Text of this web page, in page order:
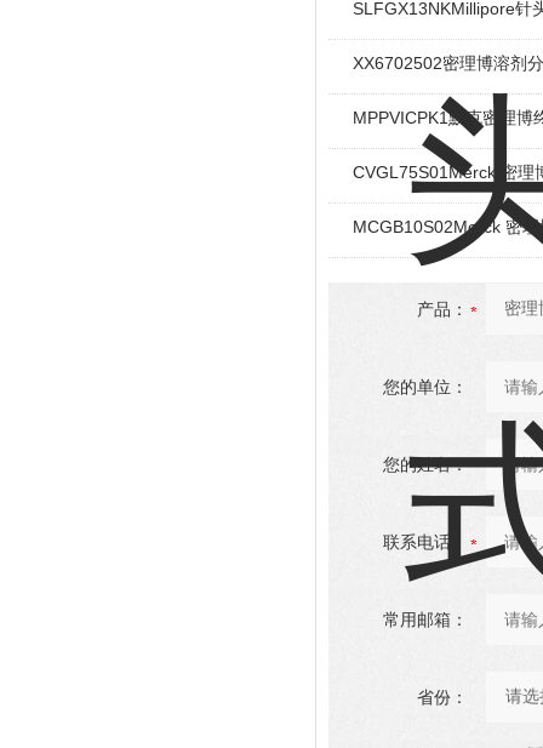
SLFGX13NKMillipore针
XX6702502密理博溶剂
MPPVICPK1默克密理博
CVGL75S01Merck 密理
MCGB10S02Merck 密
产品：
您的单位：
您的姓名：
联系电话：
常用邮箱：
省份：